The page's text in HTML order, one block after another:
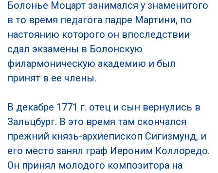
Болонье Моцарт занимался у знаменитого
в то время педагога падре Мартини, по
настоянию которого он впоследствии
сдал экзамены в Болонскую
филармоническую академию и был
принят в ее члены.
В декабре 1771 г. отец и сын вернулись в
Зальцбург. В это время там скончался
прежний князь-архиепископ Сигизмунд, и
его место занял граф Иероним Коллоредо.
Он принял молодого композитора на